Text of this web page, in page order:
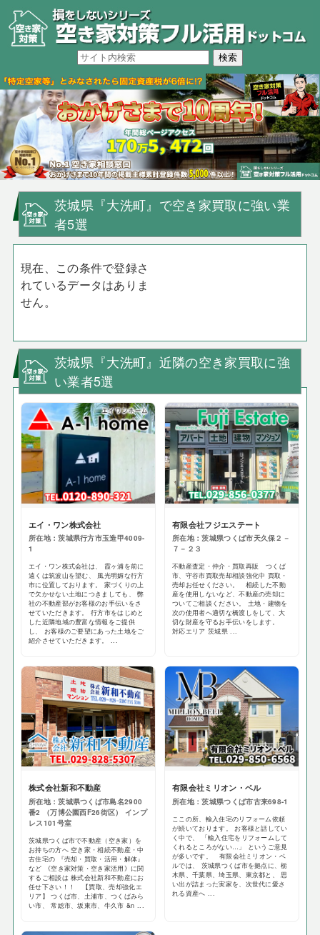
茨城県『大洗町』で空き家買取に強い業
者5選
現在、この条件で登録さ
れているデータはありま
せん。
茨城県『大洗町』近隣の空き家買取に強
い業者5選
エイ・ワン株式会社
所在地：茨城県行方市玉造甲4009-
1
エイ・ワン株式会社は、 霞ヶ浦を前に
遠くは筑波山を望む、 風光明媚な行方
市に位置しております。 家づくりの上
で欠かせない土地につきましても、 弊
社の不動産部がお客様のお手伝いをさ
せていただきます。 行方市をはじめと
した近隣地域の豊富な情報をご提供
し、 お客様のご要望にあった土地をご
紹介させていただきます。 ...
有限会社フジエステート
所在地：茨城県つくば市天久保２－
７－２３
不動産査定・仲介・買取再販 つくば
市、守谷市買取売却相談強化中 買取・
売却お任せください。 相続した不動
産を使用しないなど、不動産の売却に
ついてご相談ください。 土地・建物を
次の使用者へ適切な橋渡しをして、大
切な財産を守るお手伝いをします。
対応エリア 茨城県 ...
株式会社新和不動産
所在地：茨城県つくば市島名2900
番2 （万博公園西F26街区） インプ
レス101号室
茨城県つくば市で不動産（空き家）を
お持ちの方へ 空き家・相続不動産・中
古住宅の 『売却・買取・活用・解体』
など 《空き家対策・空き家活用》に関
するご相談は 株式会社新和不動産にお
任せ下さい！！ 【買取、売却強化エ
リア】 つくば市、土浦市、つくばみら
い市、 常総市、坂東市、牛久市 &n ...
有限会社ミリオン・ベル
所在地：茨城県つくば市古来698-1
ここの所、輸入住宅のリフォーム依頼
が続いております。 お客様と話してい
く中で、 「輸入住宅をリフォームして
くれるところがない…」 というご意見
が多いです。 有限会社ミリオン・ベ
ルでは、 茨城県つくば市を拠点に、栃
木県、千葉県、埼玉県、東京都と、 思
い出が詰まった実家を、次世代に愛さ
れる資産へ ...